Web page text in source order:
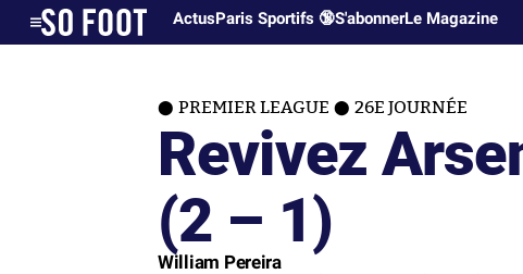
ActusParis Sportifs 🔞S'abonnerLe Magazine
PREMIER LEAGUE 26E JOURNÉE
Revivez
(2 – 1)
William Pereira